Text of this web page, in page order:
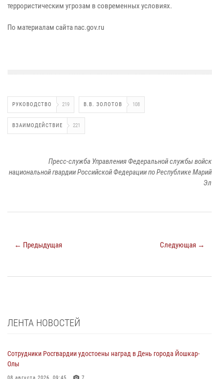
террористическим угрозам в современных условиях.
По материалам сайта nac.gov.ru
РУКОВОДСТВО 219 В.В. ЗОЛОТОВ 108
ВЗАИМОДЕЙСТВИЕ 221
Пресс-служба Управления Федеральной службы войск
национальной гвардии Российской Федерации по Республике Марий
Эл
← Предыдущая Следующая →
ЛЕНТА НОВОСТЕЙ
Сотрудники Росгвардии удостоены наград в День города Йошкар-
Олы
08 августа 2026, 09:45 7